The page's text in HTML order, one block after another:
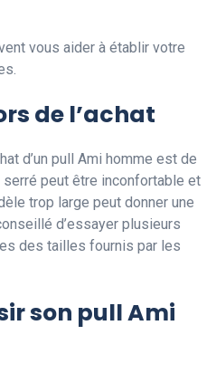
vous aider à établir votre
de l’achat
d’un pull Ami homme est de
peut être inconfortable et
trop large peut donner une
d’essayer plusieurs
des tailles fournis par les
son pull Ami